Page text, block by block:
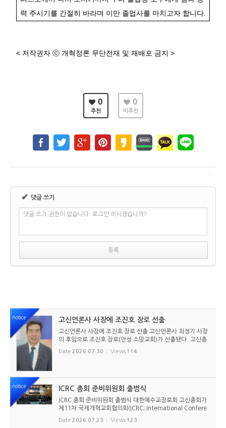
력 주시기를 간절히 바라며 이만 졸업사를 마치고자 합니다.
< 저작권자 ⓒ 개혁정론 무단전재 및 재배포 금지 >
0
추천
0
비추천
✔ 댓글 쓰기
댓글 쓰기 권한이 없습니다. 로그인 하시겠습니까?
notice 고신언론사 사장에 조진호 장로 선출
고신언론사 사장에 조진호 장로 선출 고신언론사 최정기 사장
의 후임으로 조진호 장로(안성 소망교회)가 선출됐다. 고신총
회 유지재단 이사회는 2026년 7월 30일(목) 오전 11시 고신
총회회관 3층에서 임시이사회를 열고, 조진호 장로를 차기 사
Date 2026.07.30 Views 114
notice ICRC 총회 준비위원회 출범식
ICRC 총회 준비위원회 출범식 대한예수교장로회 고신총회가
제11차 국제개혁교회협의회(ICRC; International Confere
nce of Reformed Churches) 총회를 앞두고 본격적인 준비
에 들어갔다. 2026년 7월 20일 서울 남서울교회에서 ‘ICRC
Date 2026.07.23 Views 123